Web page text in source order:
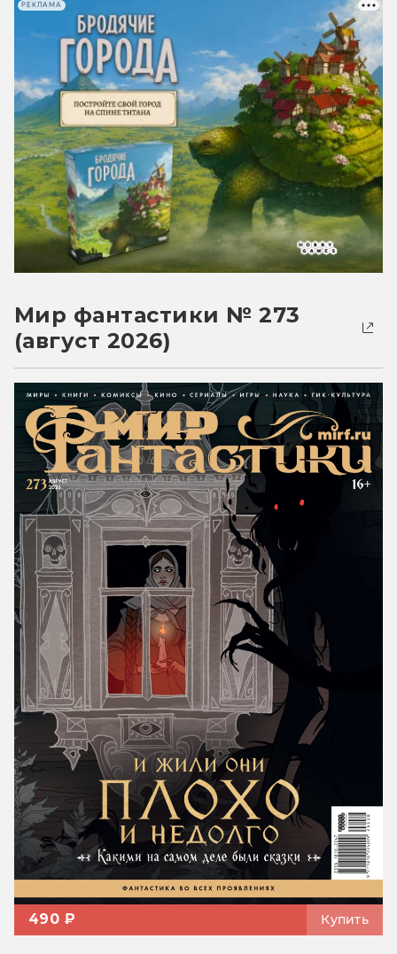
РЕКЛАМА
Мир фантастики № 273
(август 2026)
490 ₽ Купить